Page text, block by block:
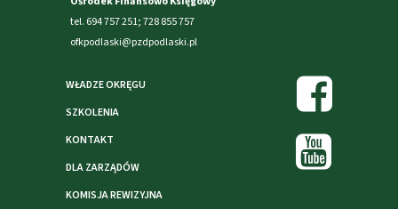
tel. 694 757 251; 728 855 757
ofkpodlaski@pzdpodlaski.pl
WŁADZE OKRĘGU
SZKOLENIA
KONTAKT
DLA ZARZĄDÓW
KOMISJA REWIZYJNA